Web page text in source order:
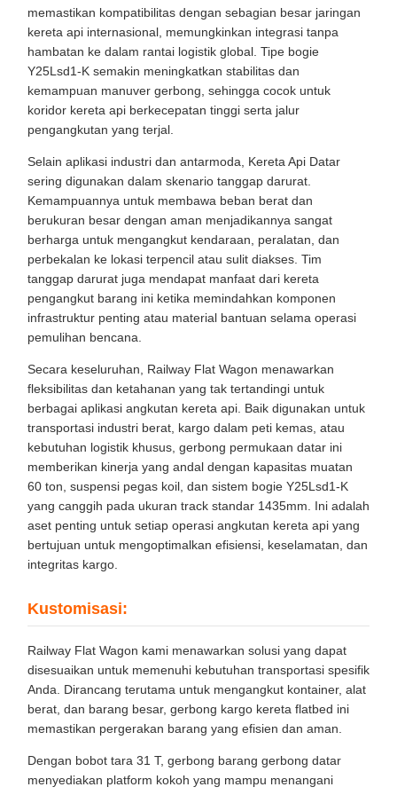
memastikan kompatibilitas dengan sebagian besar jaringan
kereta api internasional, memungkinkan integrasi tanpa
hambatan ke dalam rantai logistik global. Tipe bogie
Y25Lsd1-K semakin meningkatkan stabilitas dan
kemampuan manuver gerbong, sehingga cocok untuk
koridor kereta api berkecepatan tinggi serta jalur
pengangkutan yang terjal.
Selain aplikasi industri dan antarmoda, Kereta Api Datar
sering digunakan dalam skenario tanggap darurat.
Kemampuannya untuk membawa beban berat dan
berukuran besar dengan aman menjadikannya sangat
berharga untuk mengangkut kendaraan, peralatan, dan
perbekalan ke lokasi terpencil atau sulit diakses. Tim
tanggap darurat juga mendapat manfaat dari kereta
pengangkut barang ini ketika memindahkan komponen
infrastruktur penting atau material bantuan selama operasi
pemulihan bencana.
Secara keseluruhan, Railway Flat Wagon menawarkan
fleksibilitas dan ketahanan yang tak tertandingi untuk
berbagai aplikasi angkutan kereta api. Baik digunakan untuk
transportasi industri berat, kargo dalam peti kemas, atau
kebutuhan logistik khusus, gerbong permukaan datar ini
memberikan kinerja yang andal dengan kapasitas muatan
60 ton, suspensi pegas koil, dan sistem bogie Y25Lsd1-K
yang canggih pada ukuran track standar 1435mm. Ini adalah
aset penting untuk setiap operasi angkutan kereta api yang
bertujuan untuk mengoptimalkan efisiensi, keselamatan, dan
integritas kargo.
Kustomisasi:
Railway Flat Wagon kami menawarkan solusi yang dapat
disesuaikan untuk memenuhi kebutuhan transportasi spesifik
Anda. Dirancang terutama untuk mengangkut kontainer, alat
berat, dan barang besar, gerbong kargo kereta flatbed ini
memastikan pergerakan barang yang efisien dan aman.
Dengan bobot tara 31 T, gerbong barang gerbong datar
menyediakan platform kokoh yang mampu menangani